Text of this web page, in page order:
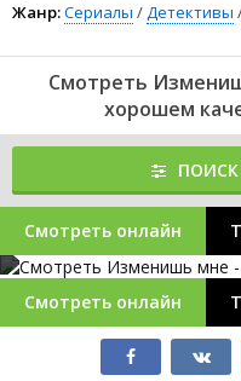
Жанр:Сериалы /Детективы
Смотреть
хорошем
Смотреть онлайн
Смотреть онлайн